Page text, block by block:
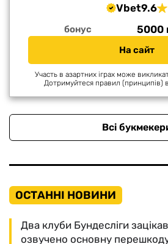
Vbet9.6
бонус 5000
На сайт
Участь в азартних іграх може
Дотримуйтеся правил (принципів)
Всі
ОСТАННІ НОВИНИ
Два клуби Бундесліги
озвучено основну